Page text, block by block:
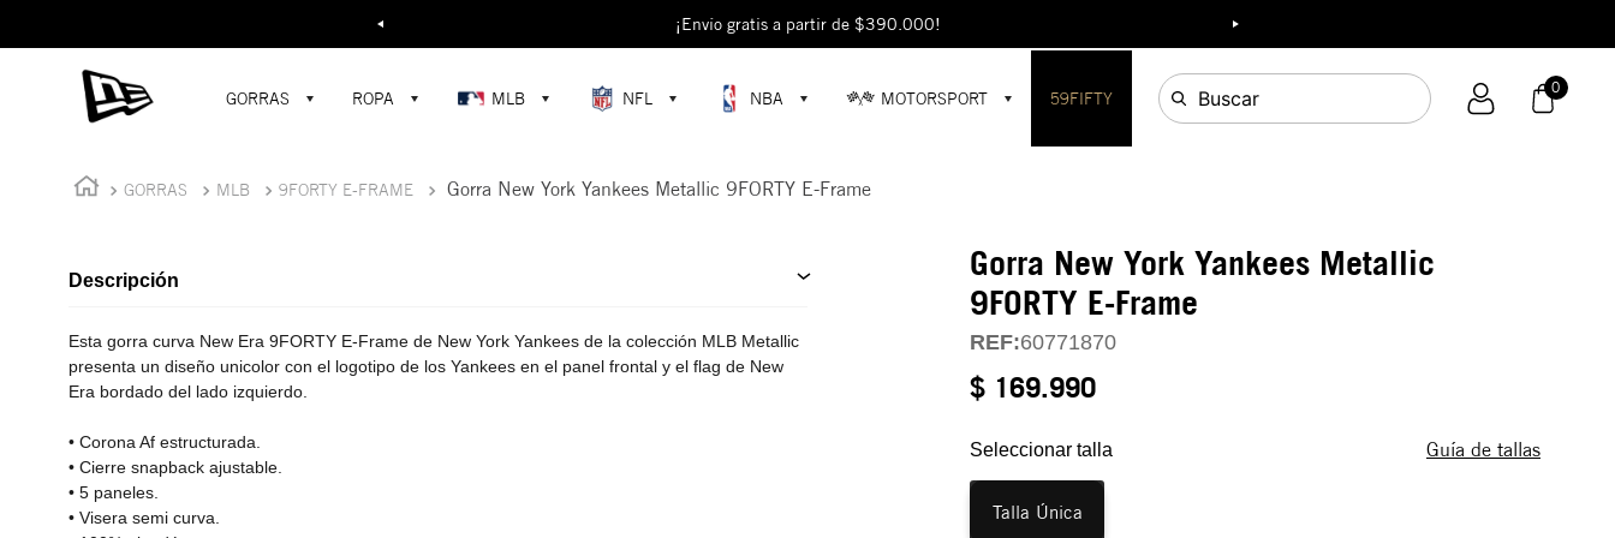
Buscar... ¡Envío gratis a partir de $390.000!
¡Descubre colecciones exclusivas en la tienda oficial de New Era en Colombia!
GORRAS ROPA MLB NFL NBA MOTORSPORT 59FIFTY Buscar 0
GORRAS MLB 9FORTY E-FRAME Gorra New York Yankees Metallic 9FORTY E-Frame
Descripción
Esta gorra curva New Era 9FORTY E-Frame de New York Yankees de la colección MLB Metallic
presenta un diseño unicolor con el logotipo de los Yankees en el panel frontal y el flag de New
Era bordado del lado izquierdo.
• Corona Af estructurada.
• Cierre snapback ajustable.
• 5 paneles.
• Visera semi curva.
Gorra New York Yankees Metallic
9FORTY E-Frame
REF:60771870
$ 169.990
Seleccionar talla Guía de tallas
Talla Única